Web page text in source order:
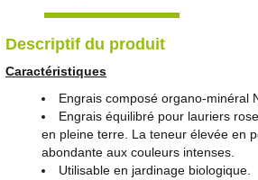
Descriptif du produit
Caractéristiques
Engrais composé organo-minéral
Engrais équilibré pour lauriers
en pleine terre. La teneur élevée en
abondante aux couleurs intenses.
Utilisable en jardinage biologique.